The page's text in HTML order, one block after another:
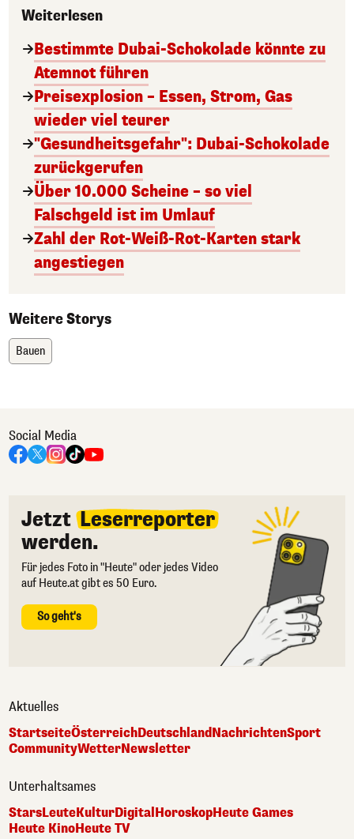
Weiterlesen
Bestimmte Dubai-Schokolade könnte zu
Atemnot führen
Preisexplosion – Essen, Strom, Gas
wieder viel teurer
"Gesundheitsgefahr": Dubai-Schokolade
zurückgerufen
Über 10.000 Scheine – so viel
Falschgeld ist im Umlauf
Zahl der Rot-Weiß-Rot-Karten stark
angestiegen
Weitere Storys
Bauen
Social Media
Jetzt Leserreporter
werden.
Für jedes Foto in "Heute" oder jedes Video
auf Heute.at gibt es 50 Euro.
So geht's
Aktuelles
StartseiteÖsterreichDeutschlandNachrichtenSport
CommunityWetterNewsletter
Unterhaltsames
StarsLeuteKulturDigitalHoroskopHeute Games
Heute KinoHeute TV